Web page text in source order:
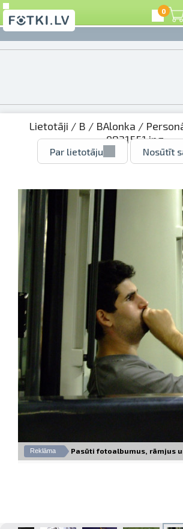
0
Lietotāji / B / BAlonka /
9821551.jpg
Par lietotāju Nosūtīt
Reklāma Pasūti fotoalbumus, rāmjus